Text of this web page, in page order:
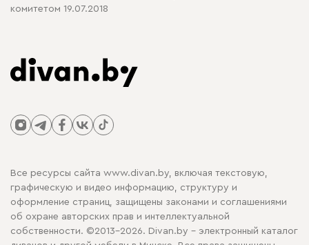
комитетом 19.07.2018
Все ресурсы сайта www.divan.by, включая текстовую,
графическую и видео информацию, структуру и
оформление страниц, защищены законами и соглашениями
об охране авторских прав и интеллектуальной
собственности. ©2013-2026. Divan.by - электронный каталог